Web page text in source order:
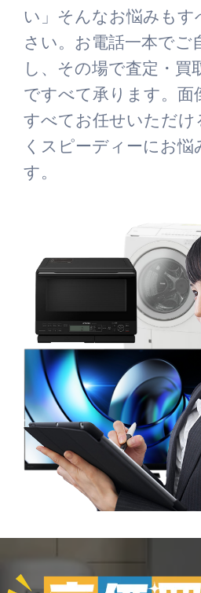
い」そんなお悩みもす
さい。お電話一本でご
し、その場で査定・買
ですべて承ります。面
すべてお任せいただけ
くスピーディーにお悩
す。